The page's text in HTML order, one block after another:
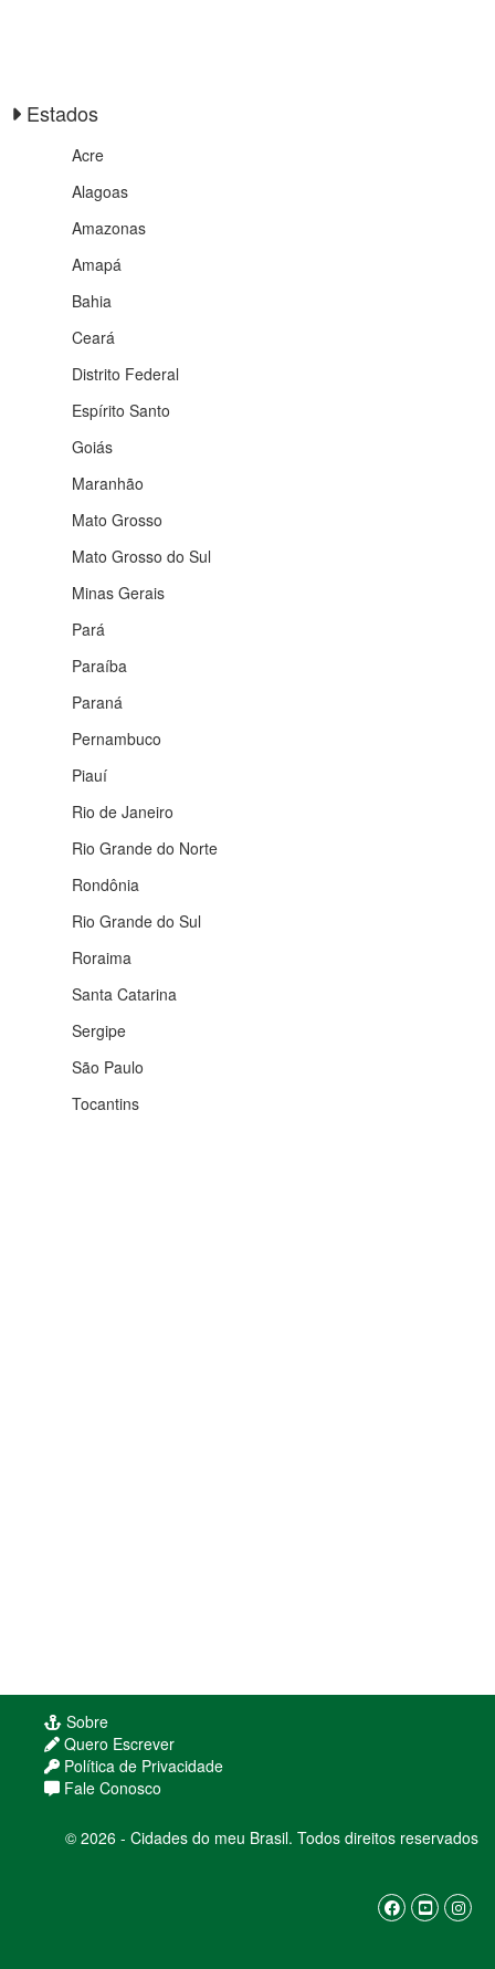
Estados
Acre
Alagoas
Amazonas
Amapá
Bahia
Ceará
Distrito Federal
Espírito Santo
Goiás
Maranhão
Mato Grosso
Mato Grosso do Sul
Minas Gerais
Pará
Paraíba
Paraná
Pernambuco
Piauí
Rio de Janeiro
Rio Grande do Norte
Rondônia
Rio Grande do Sul
Roraima
Santa Catarina
Sergipe
Quero Escrever
© 2026 - Cidades do meu Brasil. Todos direitos reservados